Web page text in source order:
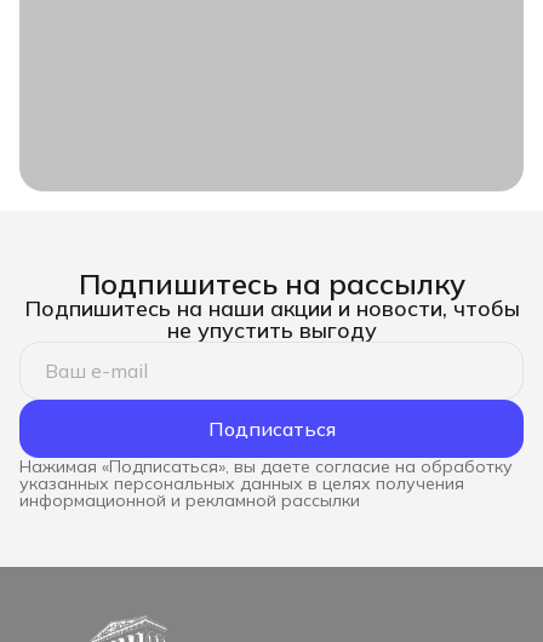
Подпишитесь на рассылку
Подпишитесь на наши акции и новости, чтобы
не упустить выгоду
Подписаться
Нажимая «Подписаться», вы даете согласие на обработку
указанных персональных данных в целях получения
информационной и рекламной рассылки